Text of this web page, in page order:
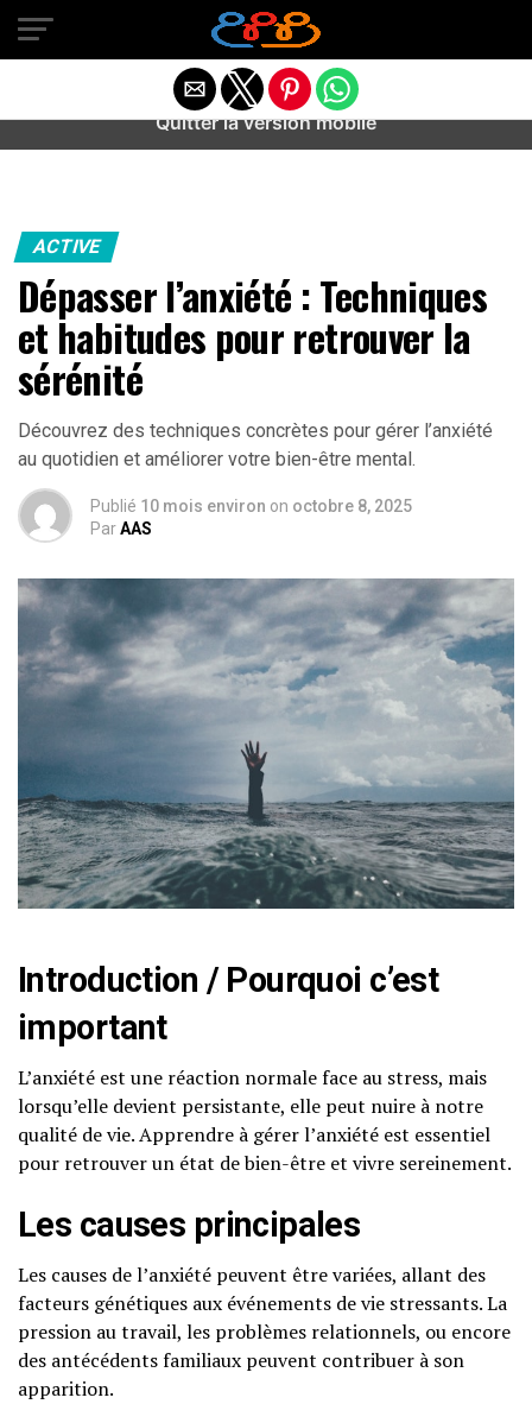
Warning
: preg_match(): Unknown modifier '/' in
/home/u589487443/domains/aideanxietestress.fr/
content/plugins/idev-post-views/includes/class-bots.php
ACTIVE
Dépasser l’anxiété : Techniques
et habitudes pour retrouver la
sérénité
Découvrez des techniques concrètes pour gérer l’anxiété
au quotidien et améliorer votre bien-être mental.
Publié 10 mois environ on octobre 8, 2025
ParAAS
Introduction / Pourquoi c’est
important
L’anxiété est une réaction normale face au stress, mais
lorsqu’elle devient persistante, elle peut nuire à notre
qualité de vie. Apprendre à gérer l’anxiété est essentiel
pour retrouver un état de bien-être et vivre sereinement.
Les causes principales
Les causes de l’anxiété peuvent être variées, allant des
facteurs génétiques aux événements de vie stressants. La
pression au travail, les problèmes relationnels, ou encore
des antécédents familiaux peuvent contribuer à son
apparition.
Quitter la version mobile